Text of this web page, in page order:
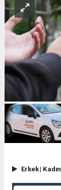
Erkek| Kadın